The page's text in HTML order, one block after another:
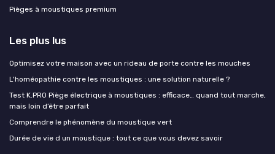
Pièges à moustiques premium
Les plus lus
Optimisez votre maison avec un rideau de porte contre les mouches
L'homéopathie contre les moustiques : une solution naturelle ?
Test K.PRO Piège électrique à moustiques : efficace… quand tout marche,
mais loin d’être parfait
Comprendre le phénomène du moustique vert
Durée de vie d un moustique : tout ce que vous devez savoir